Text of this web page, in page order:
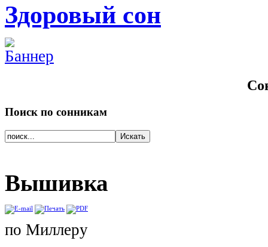
Здоровый сон
Поиск по сонникам
Вышивка
по Миллеру